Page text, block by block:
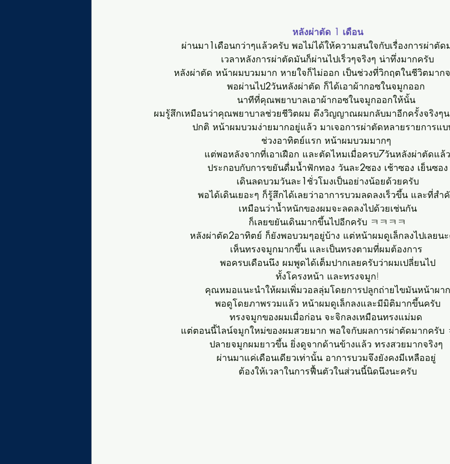
หลังผ่าตัด 1 เดือน
ผ่านมา1เดือนกว่าๆแล้วครับ พอไม่ได้ให้ความสนใจกับเรื่องการผ่าตัด
เวลาหลังการผ่าตัดมันก็ผ่านไปเร็วๆจริงๆ น่าทึ่งมากครับ
หลังผ่าตัด หน้าผมบวมมาก หายใจก็ไม่ออก เป็นช่วงที่วิกฤตในชีวิตมาก
พอผ่านไป2วันหลังผ่าตัด ก็ได้เอาผ้ากอซในจมูกออก
นาทีที่คุณพยาบาลเอาผ้ากอซในจมูกออกให้นั้น
ผมรู้สึกเหมือนว่าคุณพยาบาลช่วยชีวิตผม ดึงวิญญาณผมกลับมาอีกครั้งจริงๆน
ปกติ หน้าผมบวมง่ายมากอยู่แล้ว มาเจอการผ่าตัดหลายรายการแ
ช่วงอาทิตย์แรก หน้าผมบวมมากๆ
แต่พอหลังจากที่เอาเฝือก และตัดไหมเมื่อครบ7วันหลังผ่าตัดแล้ว
ประกอบกับการขยันดื่มน้ำฟักทอง วันละ2ซอง เช้าซอง เย็นซอง
เดินลดบวมวันละ 1ชั่วโมงเป็นอย่างน้อยด้วยครับ
พอได้เดินเยอะๆ ก็รู้สึกได้เลยว่าอาการบวมลดลงเร็วขึ้น และที่สำ
เหมือนว่าน้ำหนักของผมจะลดลงไปด้วยเช่นกัน
ก็เลยขยันเดินมากขึ้นไปอีกครับ ㅋㅋㅋㅋ
หลังผ่าตัด2อาทิตย์ ก็ยังพอบวมๆอยู่บ้าง แต่หน้าผมดูเล็กลงไปเลยน
เห็นทรงจมูกมากขึ้น และเป็นทรงตามที่ผมต้องการ
พอครบเดือนนึง ผมพูดได้เต็มปากเลยครับว่าผมเปลี่ยนไป
ทั้งโครงหน้า และทรงจมูก!
คุณหมอแนะนำให้ผมเพิ่มวอลลุ่มโดยการปลูกถ่ายไขมันหน้าผาก
พอดูโดยภาพรวมแล้ว หน้าผมดูเล็กลงและมีมิติมากขึ้นครับ
ทรงจมูกของผมเมื่อก่อน จะจิกลงเหมือนทรงแม่มด
แต่ตอนนี้ไลน์จมูกใหม่ของผมสวยมาก พอใจกับผลการผ่าตัดมากครับ
ปลายจมูกผมยาวขึ้น ยิ่งดูจากด้านข้างแล้ว ทรงสวยมากจริงๆ
ผ่านมาแค่เดือนเดียวเท่านั้น อาการบวมจึงยังคงมีเหลืออยู่
ต้องให้เวลาในการฟื้นตัวในส่วนนี้นิดนึงนะครับ